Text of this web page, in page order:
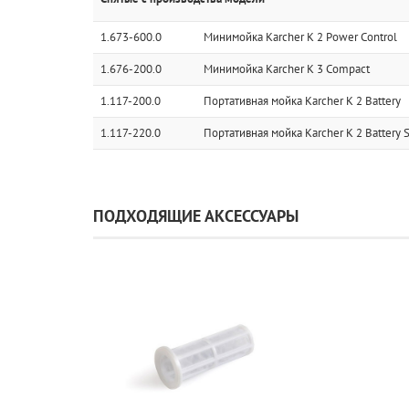
1.673-600.0 Минимойка Karcher K 2 Power Control
1.676-200.0 Минимойка Karcher K 3 Compact
1.117-200.0 Портативная мойка Karcher K 2 Battery
1.117-220.0 Портативная мойка Karcher K 2 Battery
ПОДХОДЯЩИЕ АКСЕССУАРЫ